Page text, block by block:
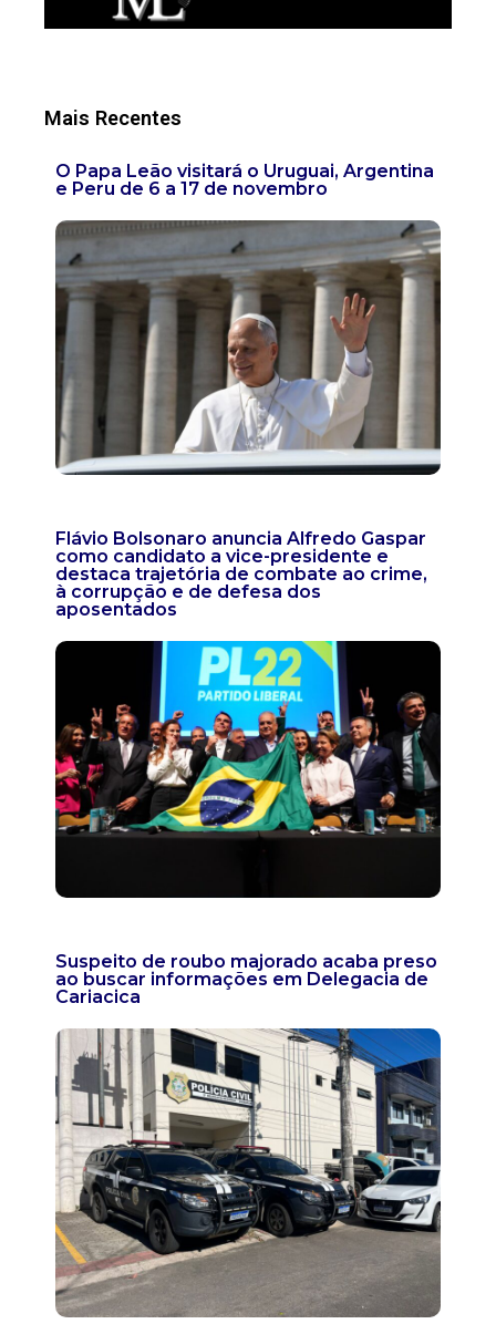
Mais Recentes
O Papa Leão visitará o Uruguai, Argentina
e Peru de 6 a 17 de novembro
Flávio Bolsonaro anuncia Alfredo Gaspar
como candidato a vice-presidente e
destaca trajetória de combate ao crime,
à corrupção e de defesa dos
aposentados
Suspeito de roubo majorado acaba preso
ao buscar informações em Delegacia de
Cariacica